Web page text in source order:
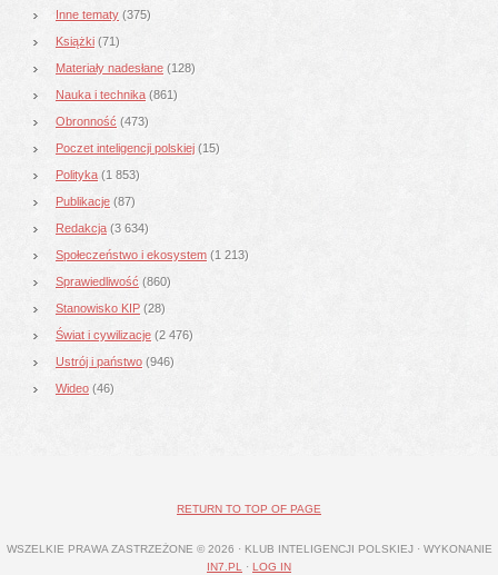
Inne tematy (375)
Książki (71)
Materiały nadesłane (128)
Nauka i technika (861)
Obronność (473)
Poczet inteligencji polskiej (15)
Polityka (1 853)
Publikacje (87)
Redakcja (3 634)
Społeczeństwo i ekosystem (1 213)
Sprawiedliwość (860)
Stanowisko KIP (28)
Świat i cywilizacje (2 476)
Ustrój i państwo (946)
Wideo (46)
RETURN TO TOP OF PAGE
WSZELKIE PRAWA ZASTRZEŻONE © 2026 · KLUB INTELIGENCJI POLSKIEJ · WYKONANIE
IN7.PL
· LOG IN